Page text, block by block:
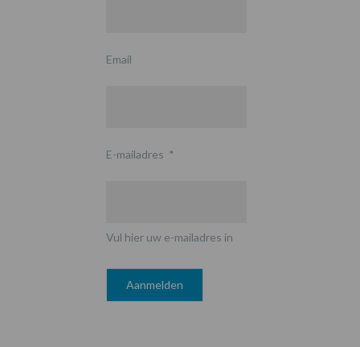
Email
E-mailadres *
Vul hier uw e-mailadres in